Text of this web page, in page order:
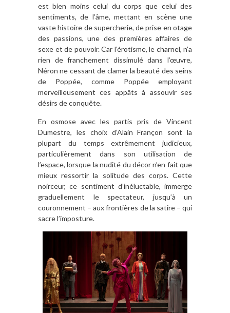
est bien moins celui du corps que celui des
sentiments, de l’âme, mettant en scène une
vaste histoire de supercherie, de prise en otage
des passions, une des premières affaires de
sexe et de pouvoir. Car l’érotisme, le charnel, n’a
rien de franchement dissimulé dans l’œuvre,
Néron ne cessant de clamer la beauté des seins
de Poppée, comme Poppée employant
merveilleusement ces appâts à assouvir ses
désirs de conquête.
En osmose avec les partis pris de Vincent
Dumestre, les choix d’Alain Françon sont la
plupart du temps extrêmement judicieux,
particulièrement dans son utilisation de
l’espace, lorsque la nudité du décor n’en fait que
mieux ressortir la solitude des corps. Cette
noirceur, ce sentiment d’inéluctable, immerge
graduellement le spectateur, jusqu’à un
couronnement – aux frontières de la satire – qui
sacre l’imposture.